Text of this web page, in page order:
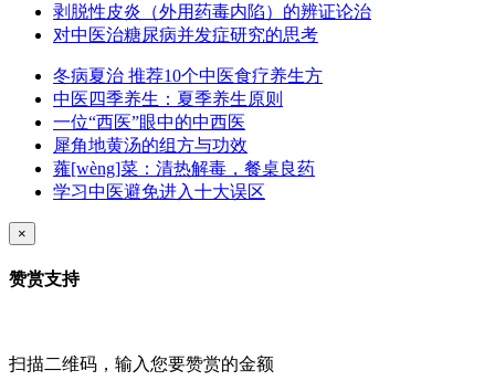
剥脱性皮炎（外用药毒内陷）的辨证论治
对中医治糖尿病并发症研究的思考
冬病夏治 推荐10个中医食疗养生方
中医四季养生：夏季养生原则
一位“西医”眼中的中西医
犀角地黄汤的组方与功效
蕹[wèng]菜：清热解毒，餐桌良药
学习中医避免进入十大误区
×
赞赏支持
扫描二维码，输入您要赞赏的金额